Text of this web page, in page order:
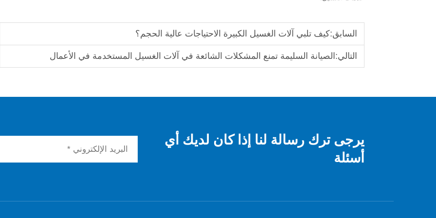
السابق:كيف تلبي آلات الغسيل الكبيرة الاحتياجات عالية الحجم؟
التالي: الصيانة السليمة تمنع المشكلات الشائعة في آلات الغسيل المستخدمة في الأعمال
يرجى ترك رسالة لنا إذا كان لديك أي
أسئلة